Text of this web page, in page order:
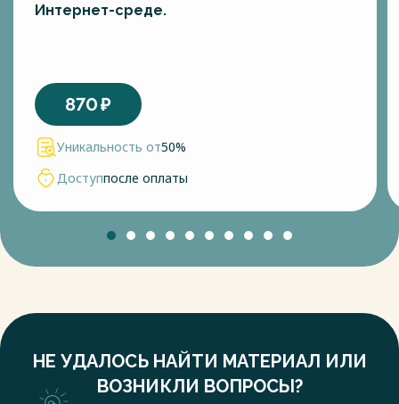
Интернет-среде.
870₽
Уникальность от50%
Доступпосле оплаты
НЕ УДАЛОСЬ НАЙТИ МАТЕРИАЛ ИЛИ
ВОЗНИКЛИ ВОПРОСЫ?